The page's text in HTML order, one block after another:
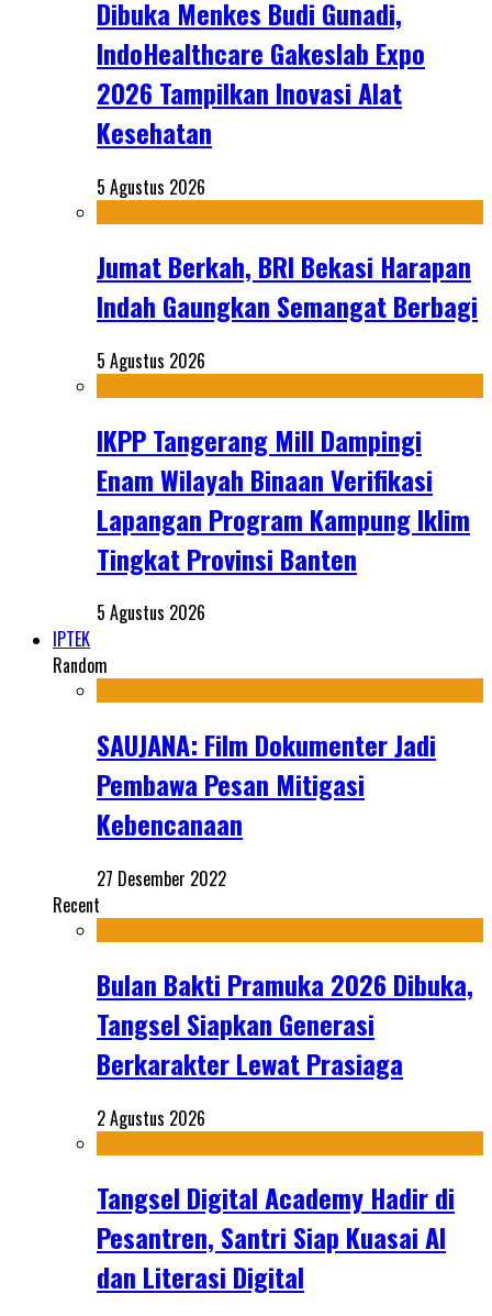
Dibuka Menkes Budi Gunadi,
IndoHealthcare Gakeslab Expo
2026 Tampilkan Inovasi Alat
Kesehatan
5 Agustus 2026
Jumat Berkah, BRI Bekasi Harapan
Indah Gaungkan Semangat Berbagi
5 Agustus 2026
IKPP Tangerang Mill Dampingi
Enam Wilayah Binaan Verifikasi
Lapangan Program Kampung Iklim
Tingkat Provinsi Banten
5 Agustus 2026
IPTEK
Random
SAUJANA: Film Dokumenter Jadi
Pembawa Pesan Mitigasi
Kebencanaan
27 Desember 2022
Recent
Bulan Bakti Pramuka 2026 Dibuka,
Tangsel Siapkan Generasi
Berkarakter Lewat Prasiaga
2 Agustus 2026
Tangsel Digital Academy Hadir di
Pesantren, Santri Siap Kuasai AI
dan Literasi Digital